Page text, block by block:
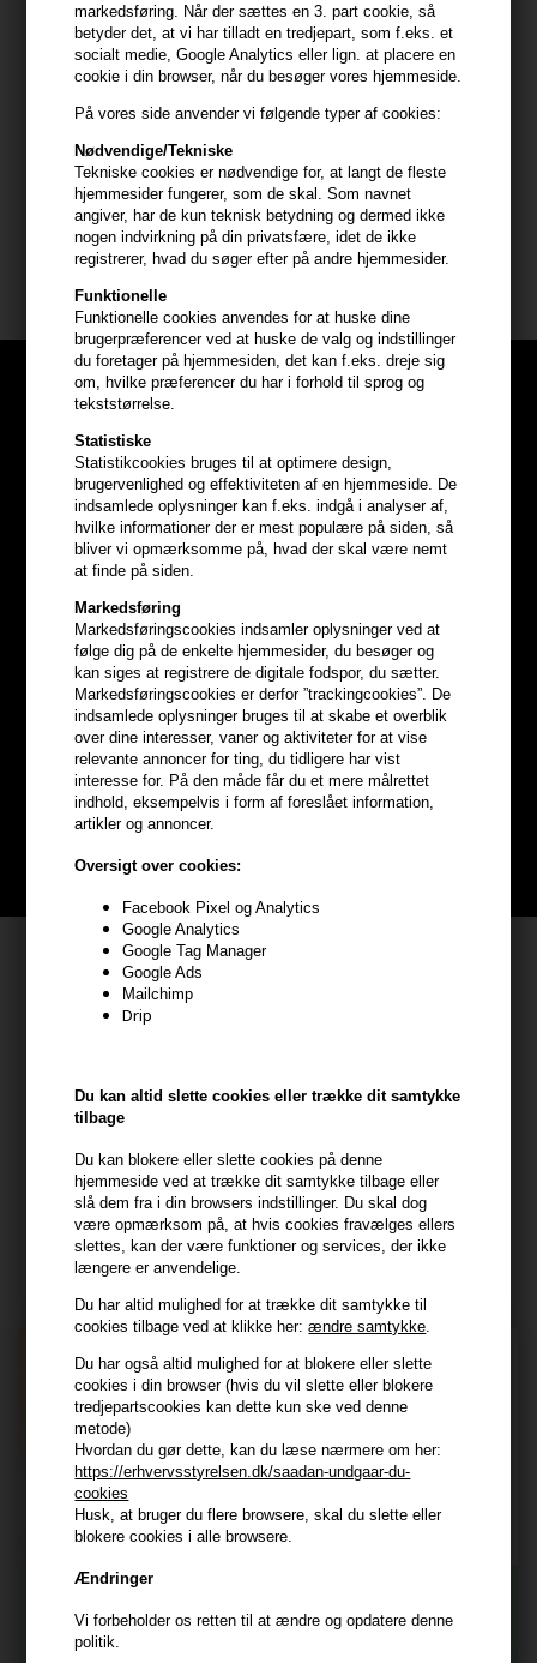
markedsføring. Når der sættes en 3. part cookie, så
betyder det, at vi har tilladt en tredjepart, som f.eks. et
socialt medie, Google Analytics eller lign. at placere en
cookie i din browser, når du besøger vores hjemmeside.
På vores side anvender vi følgende typer af cookies:
Nødvendige/Tekniske
Tekniske cookies er nødvendige for, at langt de fleste
hjemmesider fungerer, som de skal. Som navnet
angiver, har de kun teknisk betydning og dermed ikke
nogen indvirkning på din privatsfære, idet de ikke
registrerer, hvad du søger efter på andre hjemmesider.
Funktionelle
Funktionelle cookies anvendes for at huske dine
brugerpræferencer ved at huske de valg og indstillinger
du foretager på hjemmesiden, det kan f.eks. dreje sig
om, hvilke præferencer du har i forhold til sprog og
tekststørrelse.
Statistiske
Statistikcookies bruges til at optimere design,
brugervenlighed og effektiviteten af en hjemmeside. De
indsamlede oplysninger kan f.eks. indgå i analyser af,
hvilke informationer der er mest populære på siden, så
bliver vi opmærksomme på, hvad der skal være nemt
at finde på siden.
Markedsføring
Markedsføringscookies indsamler oplysninger ved at
følge dig på de enkelte hjemmesider, du besøger og
kan siges at registrere de digitale fodspor, du sætter.
Markedsføringscookies er derfor ”trackingcookies”. De
indsamlede oplysninger bruges til at skabe et overblik
over dine interesser, vaner og aktiviteter for at vise
relevante annoncer for ting, du tidligere har vist
interesse for. På den måde får du et mere målrettet
indhold, eksempelvis i form af foreslået information,
artikler og annoncer.
Oversigt over cookies:
Facebook Pixel og Analytics
Google Analytics
Google Tag Manager
Google Ads
Mailchimp
Drip
Du kan altid slette cookies eller trække dit samtykke
tilbage
Du kan blokere eller slette cookies på denne
hjemmeside ved at trække dit samtykke tilbage eller
slå dem fra i din browsers indstillinger. Du skal dog
være opmærksom på, at hvis cookies fravælges ellers
slettes, kan der være funktioner og services, der ikke
længere er anvendelige.
Du har altid mulighed for at trække dit samtykke til
cookies tilbage ved at klikke her:ændre samtykke
Du har også altid mulighed for at blokere eller slette
cookies i din browser (hvis du vil slette eller blokere
tredjepartscookies kan dette kun ske ved denne
metode)
Hvordan du gør dette, kan du læse nærmere om her:
https://erhvervsstyrelsen.dk/saadan-undgaar-du-
cookies
Husk, at bruger du flere browsere, skal du slette eller
blokere cookies i alle browsere.
Ændringer
Vi forbeholder os retten til at ændre og opdatere denne
politik.
Anvendelse
- Påfør en tynd linje langs den øverste vippekant efter at have
- Undgå kontakt med øjnene
- Lad serummet tørre helt, før du fortsætter med andre produkter
- For at opnå optimale resultater anbefaler vi, at du anvender
produktet både morgen og aften som en del af din daglige
hudplejerutine.
Optjen5% bonuskronerpå
hele din ordre
Bliv helt gratis en del af vores kundeklub og optjen rabatter når du
handler
BLIV GRATIS MEDLEM HER
Kundeservice
Frisenborgvej 6A
CVR: 44874253
kundeservice@hair247.dk
Tlf. 23839799 (hverdage 9-14)
Modtag tilbud mm
Tilmeld dig nyhedsbrev - du kan altid afmelde det igen.
ConsentJeg accepterer vilkår og betingelser.
Læs mere her
Vi sender samme hverdag ved bestilling inden kl 14:45
356 dages returret
Tilmeld dig nyhedsbrevet